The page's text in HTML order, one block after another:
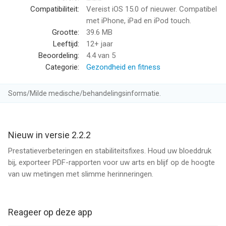
metingen zijn de sleutel tot betrouwbare bloeddrukcontrole.
MEDICIJNEN BIJHOUDEN
Leg vast welke bloeddrukverlagende medicijnen u gebruikt en
noteer dosering en innametijden direct in het dagboek.
Grote, goed leesbare letters en een overzichtelijk ontwerp
maken de app prettig bruikbaar, ook voor oudere gebruikers.
Alle gegevens blijven op uw apparaat. Geen accountregistratie,
BELANGRIJKSTE FUNCTIES
• Systolisch, diastolisch, pols en notities vastleggen
• Flexibele meetherinneringen
Compatibiliteit:
Vereist iOS 15.0 of nieuwer. Compatibel
met iPhone, iPad en iPod touch.
Grootte:
39.6 MB
Leeftijd:
12+ jaar
Beoordeling:
4.4van 5
Categorie:
Gezondheid en fitness
Soms/Milde medische/behandelingsinformatie.
Nieuw in versie 2.2.2
Prestatieverbeteringen en stabiliteitsfixes. Houd uw bloeddruk
bij, exporteer PDF-rapporten voor uw arts en blijf op de hoogte
van uw metingen met slimme herinneringen.
Reageer op deze app